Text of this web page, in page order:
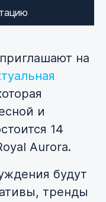
на
и
14
Aurora.
будут
тренды